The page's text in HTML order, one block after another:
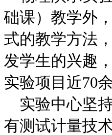
础课）教学外
式的教学方法
发学生的兴趣
实验项目近70余
实验中心坚
有测试计量技